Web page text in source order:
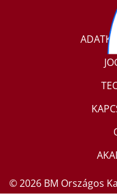
© 2026 BM Országos